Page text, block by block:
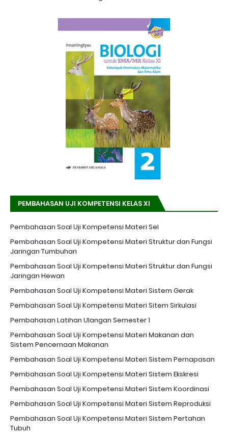
PEMBAHASAN UJI KOMPETENSI KELAS XI
Pembahasan Soal Uji Kompetensi Materi Sel
Pembahasan Soal Uji Kompetensi Materi Struktur dan Fungsi
Jaringan Tumbuhan
Pembahasan Soal Uji Kompetensi Materi Struktur dan Fungsi
Jaringan Hewan
Pembahasan Soal Uji Kompetensi Materi Sistem Gerak
Pembahasan Soal Uji Kompetensi Materi Sitem Sirkulasi
Pembahasan Latihan Ulangan Semester 1
Pembahasan Soal Uji Kompetensi Materi Makanan dan
Sistem Pencernaan Makanan
Pembahasan Soal Uji Kompetensi Materi Sistem Pernapasan
Pembahasan Soal Uji Kompetensi Materi Sistem Ekskresi
Pembahasan Soal Uji Kompetensi Materi Sistem Koordinasi
Pembahasan Soal Uji Kompetensi Materi Sistem Reproduksi
Pembahasan Soal Uji Kompetensi Materi Sistem Pertahan
Tubuh